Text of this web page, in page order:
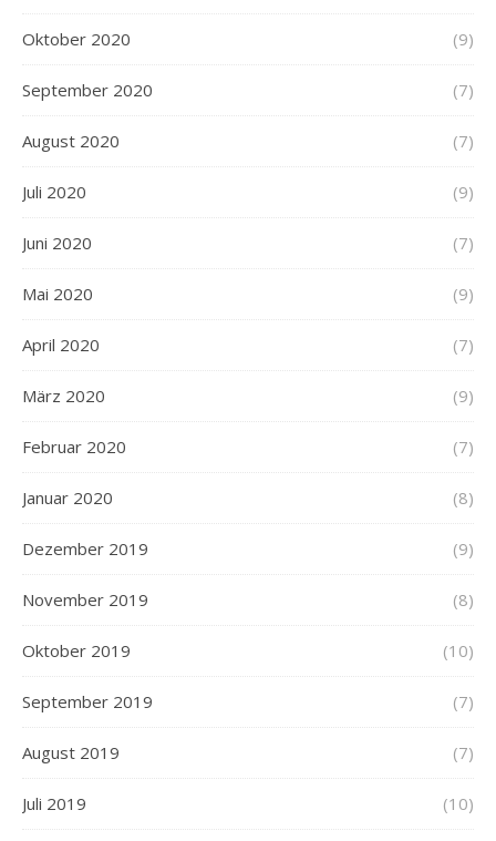
Oktober 2020 (9)
September 2020 (7)
August 2020 (7)
Juli 2020 (9)
Juni 2020 (7)
Mai 2020 (9)
April 2020 (7)
März 2020 (9)
Februar 2020 (7)
Januar 2020 (8)
Dezember 2019 (9)
November 2019 (8)
Oktober 2019 (10)
September 2019 (7)
August 2019 (7)
Juli 2019 (10)